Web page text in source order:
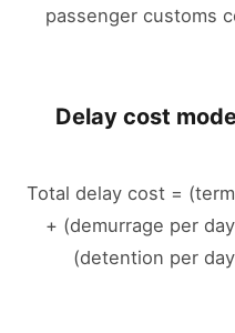
passenger customs
Delay cost
Total delay cost =
+ (demurrage per
(detention per